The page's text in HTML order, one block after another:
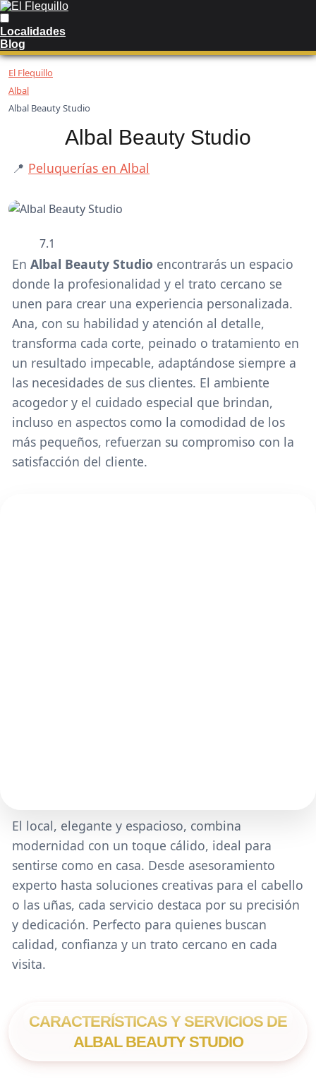
Localidades
Blog
El Flequillo
Albal
Albal Beauty Studio
Albal Beauty Studio
📍 Peluquerías en Albal
7.1
En Albal Beauty Studio encontrarás un espacio
donde la profesionalidad y el trato cercano se
unen para crear una experiencia personalizada.
Ana, con su habilidad y atención al detalle,
transforma cada corte, peinado o tratamiento en
un resultado impecable, adaptándose siempre a
las necesidades de sus clientes. El ambiente
acogedor y el cuidado especial que brindan,
incluso en aspectos como la comodidad de los
más pequeños, refuerzan su compromiso con la
satisfacción del cliente.
El local, elegante y espacioso, combina
modernidad con un toque cálido, ideal para
sentirse como en casa. Desde asesoramiento
experto hasta soluciones creativas para el cabello
o las uñas, cada servicio destaca por su precisión
y dedicación. Perfecto para quienes buscan
calidad, confianza y un trato cercano en cada
visita.
CARACTERÍSTICAS Y SERVICIOS DE
ALBAL BEAUTY STUDIO